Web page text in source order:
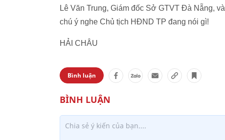
Lê Văn Trung, Giám đốc Sở GTVT Đà Nẵng,
chú ý nghe Chủ tịch HĐND TP đang nói gì!
HẢI CHÂU
Bình luận